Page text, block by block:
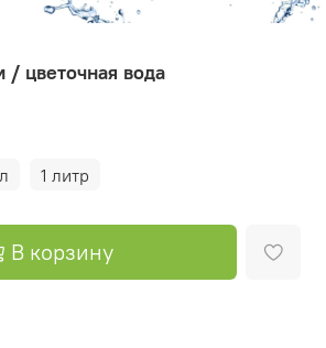
/ цветочная вода
1 литр
В корзину